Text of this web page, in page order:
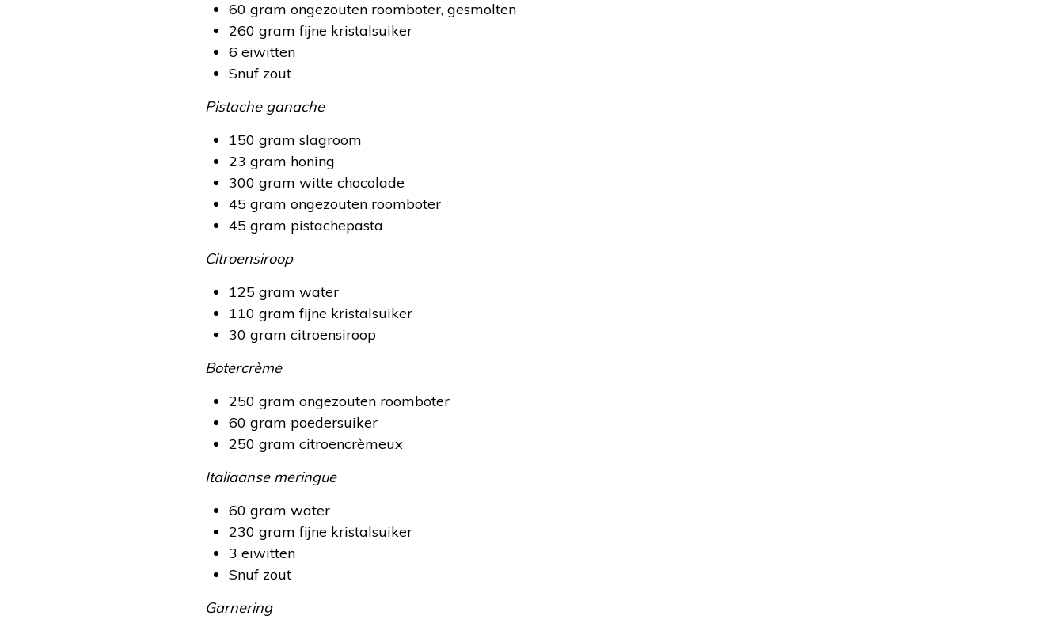
60 gram ongezouten roomboter, gesmolten
260 gram fijne kristalsuiker
6 eiwitten
Snuf zout
Pistache ganache
150 gram slagroom
23 gram honing
300 gram witte chocolade
45 gram ongezouten roomboter
45 gram pistachepasta
Citroensiroop
125 gram water
110 gram fijne kristalsuiker
30 gram citroensiroop
Botercrème
250 gram ongezouten roomboter
60 gram poedersuiker
250 gram citroencrèmeux
Italiaanse meringue
60 gram water
230 gram fijne kristalsuiker
3 eiwitten
Snuf zout
Garnering